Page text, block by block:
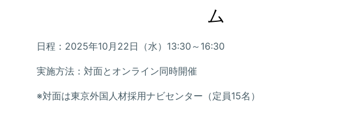
ム
日程：2025年10月22日（水）13:30～16:30
実施方法：対面とオンライン同時開催
※対面は東京外国人材採用ナビセンター（定員15名）